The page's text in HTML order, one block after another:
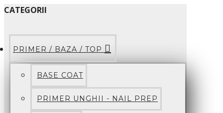
CATEGORII
PRIMER / BAZA / TOP
BASE COAT
PRIMER UNGHII - NAIL PREP